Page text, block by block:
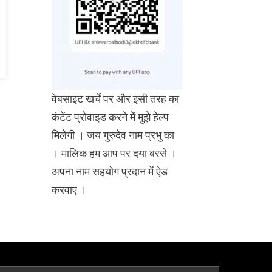
वेबसाइट खर्चे पर और इसी तरह का
कंटेंट प्रोवाइड करने में मुझे हेल्प
मिलेगी । जय गुरुदेव नाम प्रभु का
। मालिक हम आप पर दया बरसे ।
अपना नाम सहयोग प्रदान में ऐड
करवाए ।